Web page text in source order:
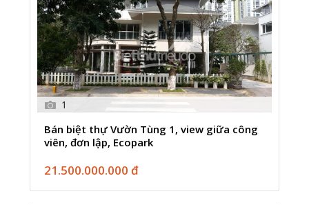
1
Bán biệt thự Vườn Tùng 1, view giữa công
viên, đơn lập, Ecopark
21.500.000.000 đ